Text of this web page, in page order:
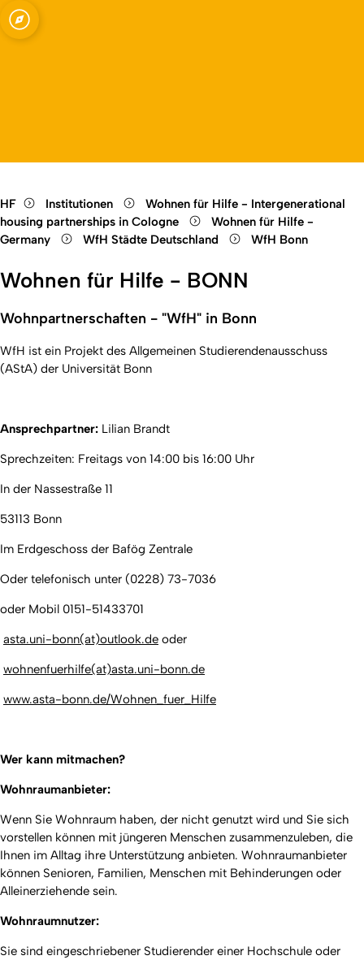
Open quicklink menu
HF Institutionen
Wohnen für Hilfe - Intergenerational
housing partnerships in Cologne
Wohnen für Hilfe -
Germany
WfH Städte Deutschland WfH Bonn
Wohnen für Hilfe - BONN
Wohnpartnerschaften - "WfH" in Bonn
WfH ist ein Projekt des Allgemeinen Studierendenausschuss
(AStA) der Universität Bonn
Ansprechpartner: Lilian Brandt
Sprechzeiten: Freitags von 14:00 bis 16:00 Uhr
In der Nassestraße 11
53113 Bonn
Im Erdgeschoss der Bafög Zentrale
Oder telefonisch unter (0228) 73-7036
oder Mobil 0151-51433701
asta.uni-bonn(at)outlook.de oder
wohnenfuerhilfe(at)asta.uni-bonn.de
www.asta-bonn.de/Wohnen_fuer_Hilfe
Wer kann mitmachen?
Wohnraumanbieter:
Wenn Sie Wohnraum haben, der nicht genutzt wird und Sie sich
vorstellen können mit jüngeren Menschen zusammenzuleben, die
Ihnen im Alltag ihre Unterstützung anbieten. Wohnraumanbieter
können Senioren, Familien, Menschen mit Behinderungen oder
Alleinerziehende sein.
Wohnraumnutzer:
Sie sind eingeschriebener Studierender einer Hochschule oder